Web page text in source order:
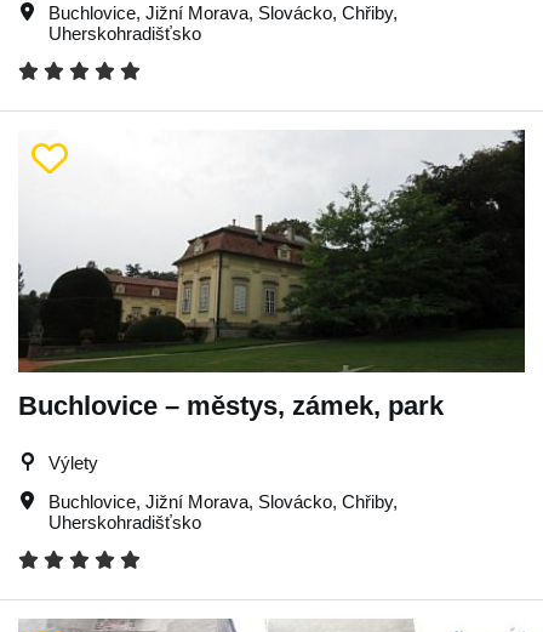
Buchlovice, Jižní Morava, Slovácko, Chřiby,
Uherskohradišťsko
Buchlovice – městys, zámek, park
Výlety
Buchlovice, Jižní Morava, Slovácko, Chřiby,
Uherskohradišťsko